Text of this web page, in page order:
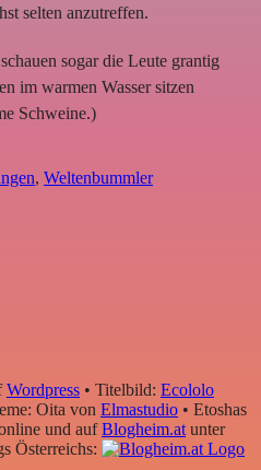
selten anzutreffen.
sogar die Leute grantig
im warmen Wasser sitzen
Schweine.)
, Weltenbummler
Wordpress • Titelbild: Ecololo
Oita von Elmastudio • Etoshas
und aufBlogheim.at unter
Österreichs: